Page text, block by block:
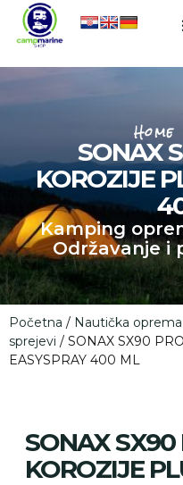
Home
SONAX
KOROZIJE
Kamping
Održavanje i
Početna / Nautička oprema
sprejevi / SONAX SX90
EASYSPRAY 400 ML
SONAX SX90
KOROZIJE